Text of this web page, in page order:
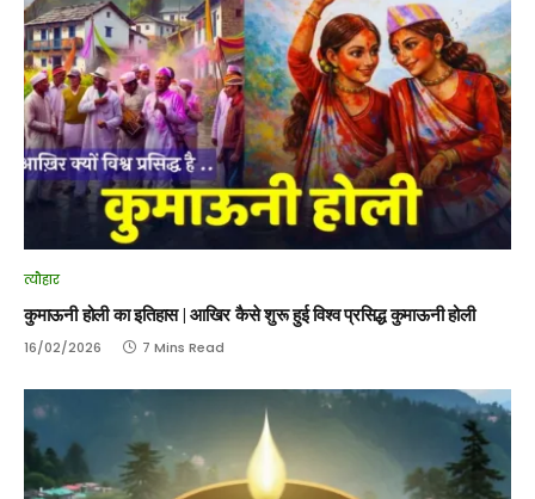
त्यौहार
कुमाऊनी होली का इतिहास | आखिर कैसे शुरू हुई विश्व प्रसिद्ध कुमाऊनी होली
16/02/2026 7 Mins Read